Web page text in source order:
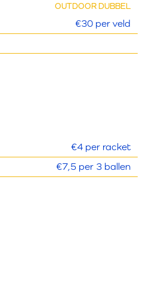
OUTDOOR DUBBEL
€30 per veld
€4 per racket
€7,5 per 3 ballen